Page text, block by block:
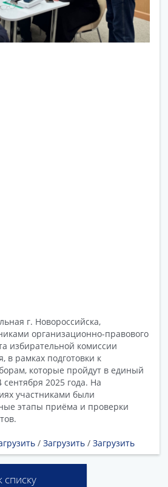
г. Новороссийска,
организационно-правового
избирательной комиссии
в рамках подготовки к
которые пройдут в единый
сентября 2025 года. На
участниками были
этапы приёма и проверки
/ Загрузить / Загрузить
списку